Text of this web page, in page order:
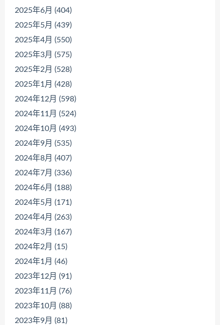
2025年6月 (404)
2025年5月 (439)
2025年4月 (550)
2025年3月 (575)
2025年2月 (528)
2025年1月 (428)
2024年12月 (598)
2024年11月 (524)
2024年10月 (493)
2024年9月 (535)
2024年8月 (407)
2024年7月 (336)
2024年6月 (188)
2024年5月 (171)
2024年4月 (263)
2024年3月 (167)
2024年2月 (15)
2024年1月 (46)
2023年12月 (91)
2023年11月 (76)
2023年10月 (88)
2023年9月 (81)